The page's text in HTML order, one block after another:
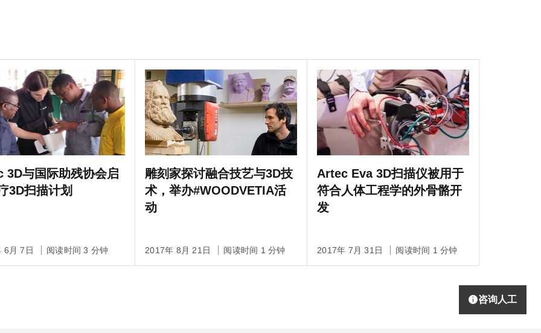
3D与国际助残协会启
3D扫描计划
6月 7日 阅读时间 3 分钟
雕刻家探讨融合技艺与3D技
术，举办#WOODVETIA活
动
2017年 8月 21日 阅读时间 1 分钟
Artec Eva 3D扫描仪被用于
符合人体工程学的外骨骼开
发
2017年 7月 31日 阅读时间 1 分钟
咨询人工